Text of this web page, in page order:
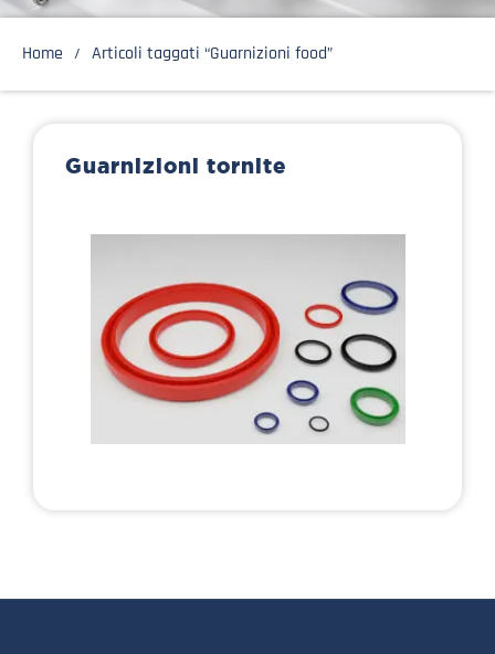
Home Articoli taggati “Guarnizioni food”
Guarnizioni tornite